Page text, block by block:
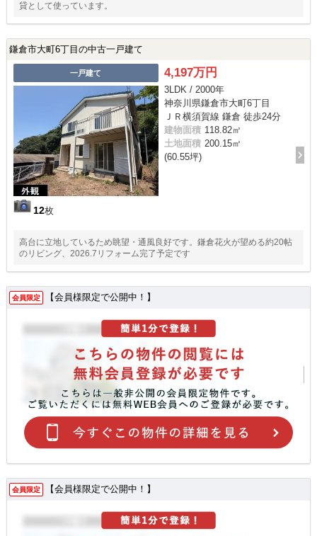
貸として使っています。
鎌倉市大町6丁目の中古一戸建て
一戸建て
12枚
4,197万円
3LDK / 2000年
神奈川県鎌倉市大町6丁目
ＪＲ横須賀線 鎌倉 徒歩24分
建物面積 118.82㎡
土地面積 200.15㎡
(60.55坪)
高台に立地しているため眺望・通風良好です。鎌倉花火が望める約20帖
のリビング、2026.7リフォーム完了予定です
会員限定 【会員様限定で公開中！】
会員限定 【会員様限定で公開中！】